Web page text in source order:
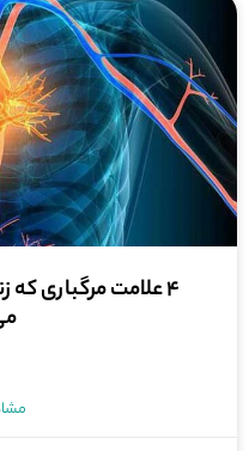
۴ علامت مرگباری که